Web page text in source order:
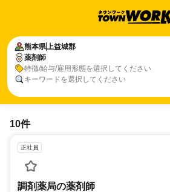
熊本県上益城郡
薬剤師
特徴/給与/雇用形態を選択してください
キーワードを選択してください
10件
正社員
調剤薬局の薬剤師